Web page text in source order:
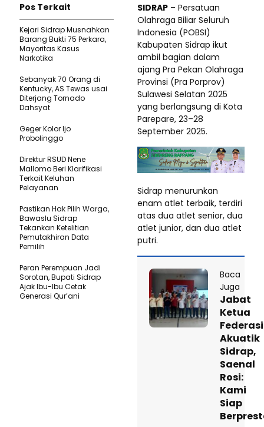
SIDRAP – Persatuan
Olahraga Biliar Seluruh
Indonesia (POBSI)
Kabupaten Sidrap ikut
ambil bagian dalam
ajang Pra Pekan Olahraga
Provinsi (Pra Porprov)
Sulawesi Selatan 2025
yang berlangsung di Kota
Parepare, 23–28
September 2025.
Sidrap menurunkan
enam atlet terbaik, terdiri
atas dua atlet senior, dua
atlet junior, dan dua atlet
putri.
Baca
Juga
Jabat
Ketua
Federasi
Akuatik
Sidrap,
Saenal
Rosi:
Kami
Siap
Pos Terkait
Kejari Sidrap Musnahkan
Barang Bukti 75 Perkara,
Mayoritas Kasus
Narkotika
Sebanyak 70 Orang di
Kentucky, AS Tewas usai
Diterjang Tornado
Dahsyat
Geger Kolor Ijo
Probolinggo
Direktur RSUD Nene
Mallomo Beri Klarifikasi
Terkait Keluhan
Pelayanan
Pastikan Hak Pilih Warga,
Bawaslu Sidrap
Tekankan Ketelitian
Pemutakhiran Data
Pemilih
Peran Perempuan Jadi
Sorotan, Bupati Sidrap
Ajak Ibu-Ibu Cetak
Generasi Qur’ani